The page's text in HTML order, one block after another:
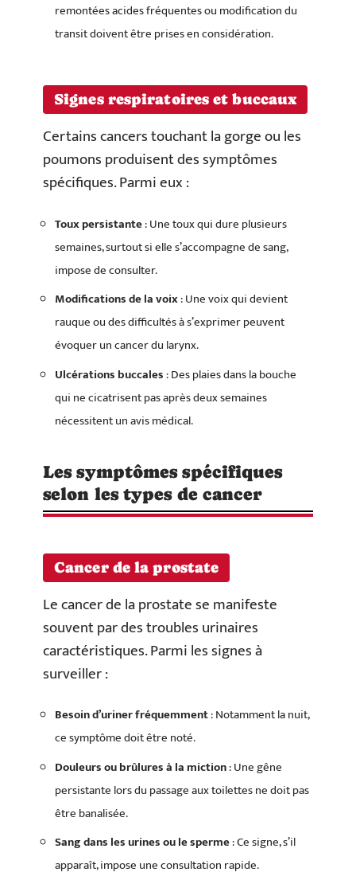
remontées acides fréquentes ou modification du
transit doivent être prises en considération.
Signes respiratoires et buccaux
Certains cancers touchant la gorge ou les
poumons produisent des symptômes
spécifiques. Parmi eux :
Toux persistante: Une toux qui dure plusieurs
semaines, surtout si elle s’accompagne de sang,
impose de consulter.
Modifications de la voix: Une voix qui devient
rauque ou des difficultés à s’exprimer peuvent
évoquer un cancer du larynx.
Ulcérations buccales: Des plaies dans la bouche
qui ne cicatrisent pas après deux semaines
nécessitent un avis médical.
Les symptômes spécifiques
selon les types de cancer
Cancer de la prostate
Le cancer de la prostate se manifeste
souvent par des troubles urinaires
caractéristiques. Parmi les signes à
surveiller :
Besoin d’uriner fréquemment: Notamment la nuit,
ce symptôme doit être noté.
Douleurs ou brûlures à la miction: Une gêne
persistante lors du passage aux toilettes ne doit pas
être banalisée.
Sang dans les urines ou le sperme: Ce signe, s’il
apparaît, impose une consultation rapide.